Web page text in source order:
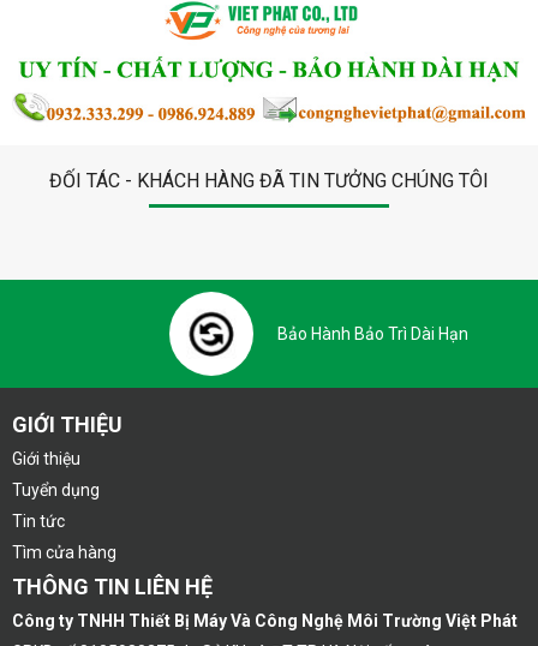
ĐỐI TÁC - KHÁCH HÀNG ĐÃ TIN TƯỞNG CHÚNG TÔI
Bảo Hành Bảo Trì Dài Hạn
GIỚI THIỆU
Giới thiệu
Tuyển dụng
Tin tức
Tìm cửa hàng
THÔNG TIN LIÊN HỆ
Công ty TNHH Thiết Bị Máy Và Công Nghệ Môi Trường Việt Phát